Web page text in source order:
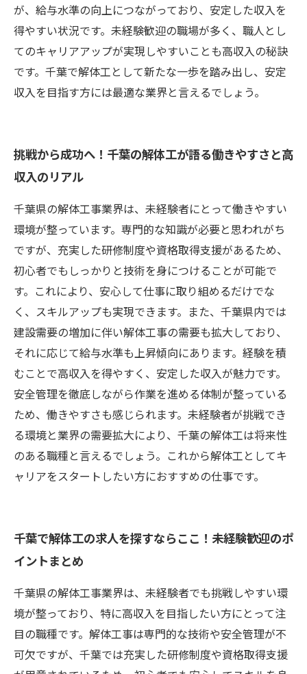
が、給与水準の向上につながっており、安定した収入を
得やすい状況です。未経験歓迎の職場が多く、職人とし
てのキャリアアップが実現しやすいことも高収入の秘訣
です。千葉で解体工として新たな一歩を踏み出し、安定
収入を目指す方には最適な業界と言えるでしょう。
挑戦から成功へ！千葉の解体工が語る働きやすさと高
収入のリアル
千葉県の解体工事業界は、未経験者にとって働きやすい
環境が整っています。専門的な知識が必要と思われがち
ですが、充実した研修制度や資格取得支援があるため、
初心者でもしっかりと技術を身につけることが可能で
す。これにより、安心して仕事に取り組めるだけでな
く、スキルアップも実現できます。また、千葉県内では
建設需要の増加に伴い解体工事の需要も拡大しており、
それに応じて給与水準も上昇傾向にあります。経験を積
むことで高収入を得やすく、安定した収入が魅力です。
安全管理を徹底しながら作業を進める体制が整っている
ため、働きやすさも感じられます。未経験者が挑戦でき
る環境と業界の需要拡大により、千葉の解体工は将来性
のある職種と言えるでしょう。これから解体工としてキ
ャリアをスタートしたい方におすすめの仕事です。
千葉で解体工の求人を探すならここ！未経験歓迎のポ
イントまとめ
千葉県の解体工事業界は、未経験者でも挑戦しやすい環
境が整っており、特に高収入を目指したい方にとって注
目の職種です。解体工事は専門的な技術や安全管理が不
可欠ですが、千葉では充実した研修制度や資格取得支援